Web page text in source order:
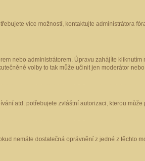
více možností, kontaktujte administrátora
nebo administrátorem. Úpravu zahájíte
volby to tak může učinit jen moderátor
atd. potřebujete zvláštní autorizaci, kterou
nemáte dostatečná oprávnění z jedné z těchto